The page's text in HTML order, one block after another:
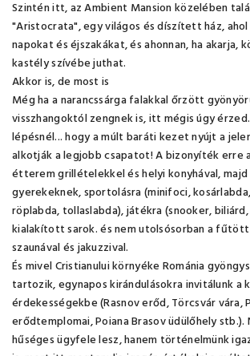
Szintén itt, az Ambient Mansion közelében
"Aristocrata", egy világos és díszített ház,
napokat és éjszakákat, és ahonnan, ha akarja,
kastély szívébe juthat.
Akkor is, de most is
Még ha a narancssárga falakkal őrzött
visszhangoktól zengnek is, itt mégis úgy
lépésnél... hogy a múlt baráti kezet nyújt a
alkotják a legjobb csapatot! A bizonyíték erre
étterem grillételekkel és helyi konyhával, majd
gyerekeknek, sportolásra (minifoci,
röplabda, tollaslabda), játékra (snooker,
kialakított sarok. és nem utolsósorban a
szaunával és jakuzzival.
És mivel Cristianului környéke Románia
tartozik, egynapos kirándulásokra invitálunk a
érdekességekbe (Rasnov erőd, Törcsvár vára,
erődtemplomai, Poiana Brasov üdülőhely stb.).
hűséges ügyfele lesz, hanem történelmünk